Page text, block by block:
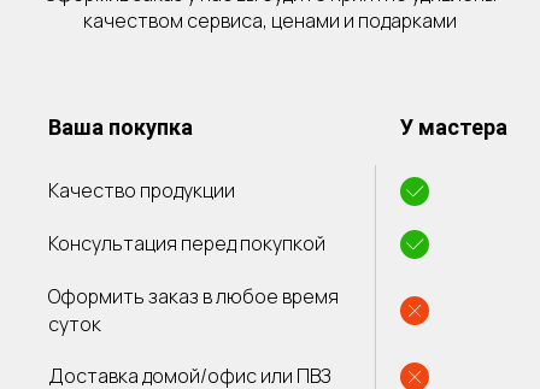
качеством сервиса, ценами и подарками
Ваша покупка У мастера
Качество продукции
Консультация перед покупкой
Оформить заказ в любое время
суток
Доставка домой/офис или ПВЗ